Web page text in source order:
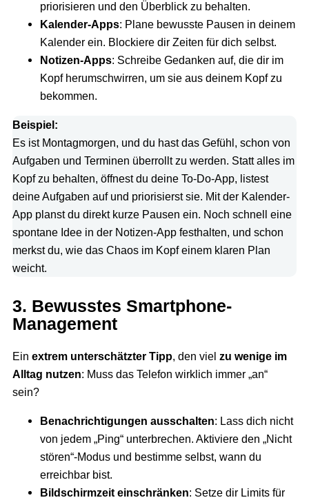
priorisieren und den Überblick zu behalten.
Kalender-Apps: Plane bewusste Pausen in deinem
Kalender ein. Blockiere dir Zeiten für dich selbst.
Notizen-Apps: Schreibe Gedanken auf, die dir im
Kopf herumschwirren, um sie aus deinem Kopf zu
bekommen.
Beispiel:
Es ist Montagmorgen, und du hast das Gefühl, schon von
Aufgaben und Terminen überrollt zu werden. Statt alles im
Kopf zu behalten, öffnest du deine To-Do-App, listest
deine Aufgaben auf und priorisierst sie. Mit der Kalender-
App planst du direkt kurze Pausen ein. Noch schnell eine
spontane Idee in der Notizen-App festhalten, und schon
merkst du, wie das Chaos im Kopf einem klaren Plan
weicht.
3. Bewusstes Smartphone-
Management
Ein extrem unterschätzter Tipp, den viel zu wenige im
Alltag nutzen: Muss das Telefon wirklich immer „an“
sein?
Benachrichtigungen ausschalten: Lass dich nicht
von jedem „Ping“ unterbrechen. Aktiviere den „Nicht
stören“-Modus und bestimme selbst, wann du
erreichbar bist.
Bildschirmzeit einschränken: Setze dir Limits für